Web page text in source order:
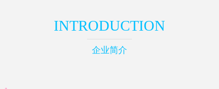
INTRODUCTION
企业简介